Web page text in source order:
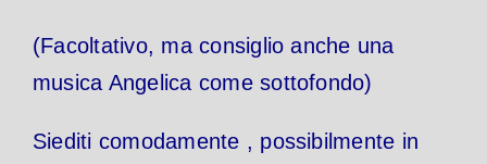
(Facoltativo, ma consiglio anche una
musica Angelica come sottofondo)
Siediti comodamente , possibilmente in